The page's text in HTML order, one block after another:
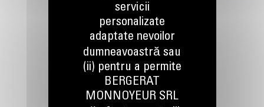
TINEM LEGATURA
servicii
personalizate
adaptate nevoilor
dumneavoastră sau
(ii) pentru a permite
BERGERAT
MONNOYEUR SRL